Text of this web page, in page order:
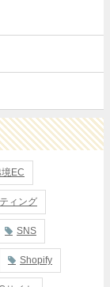
境EC
ィング
SNS
Shopify